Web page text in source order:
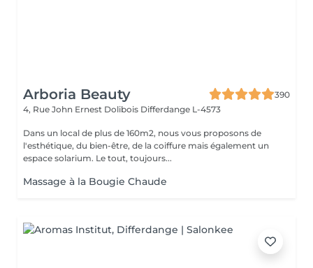
Arboria Beauty
390
4, Rue John Ernest Dolibois Differdange L-4573
Dans un local de plus de 160m2, nous vous proposons de
l'esthétique, du bien-être, de la coiffure mais également un
espace solarium. Le tout, toujours...
Massage à la Bougie Chaude